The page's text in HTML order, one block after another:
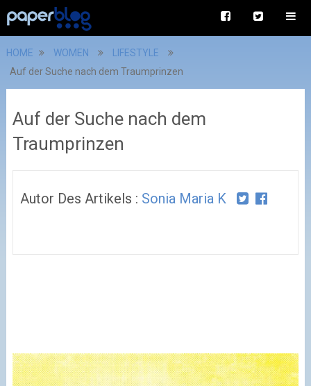
HOME WOMEN
LIFESTYLE
Auf der Suche nach dem Traumprinzen
Auf der Suche nach dem
Traumprinzen
Autor Des Artikels : Sonia Maria K